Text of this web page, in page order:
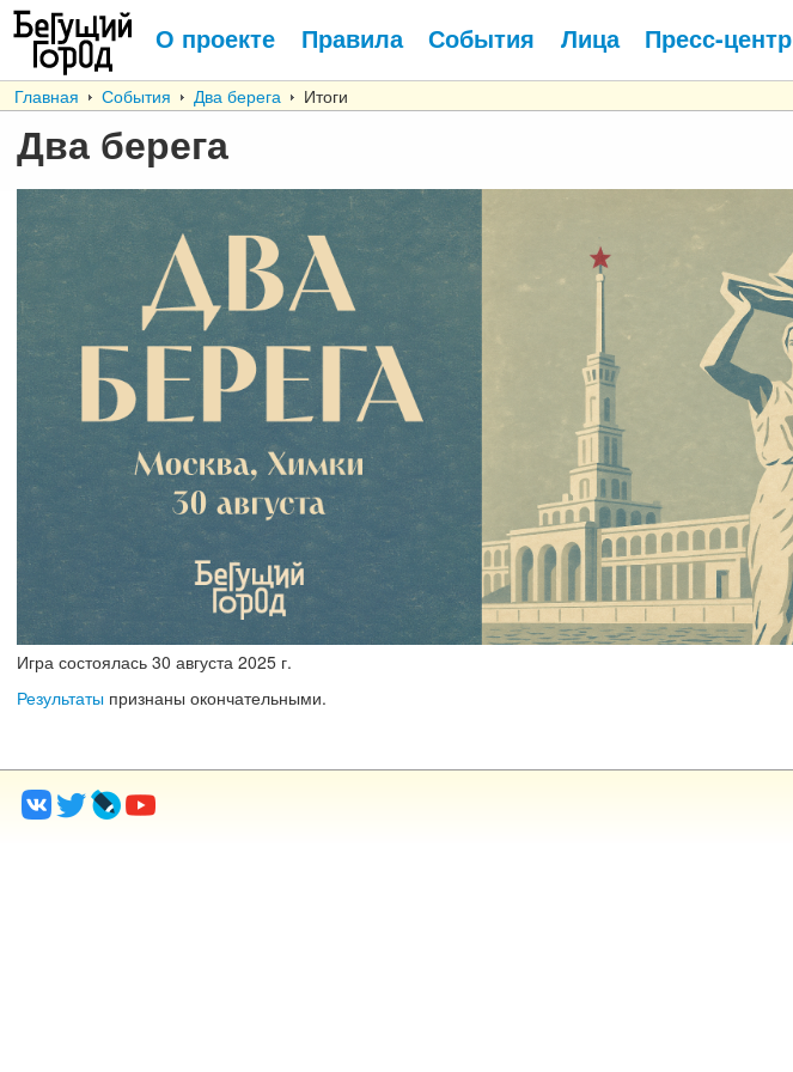
О проекте Правила События Лица Пресс-центр
Главная События Два берега Итоги
Два берега
Игра состоялась 30 августа 2025 г.
Результаты признаны окончательными.